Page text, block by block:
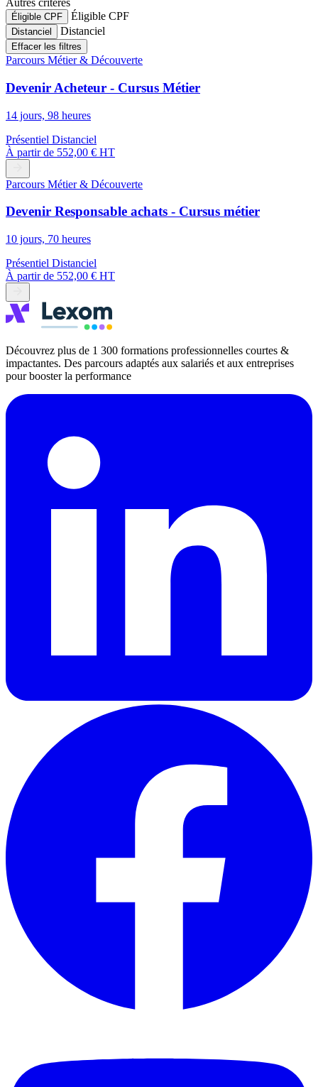
Autres critères
Éligible CPF Éligible CPF
Distanciel Distanciel
Effacer les filtres
Parcours Métier & Découverte
Devenir Acheteur - Cursus Métier
14 jours, 98 heures
Présentiel Distanciel
À partir de 552,00 € HT
Parcours Métier & Découverte
Devenir Responsable achats - Cursus métier
10 jours, 70 heures
Présentiel Distanciel
À partir de 552,00 € HT
Découvrez plus de 1 300 formations professionnelles courtes &
impactantes. Des parcours adaptés aux salariés et aux entreprises
pour booster la performance